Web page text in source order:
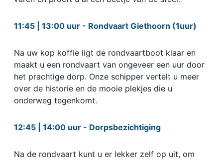
11:45 | 13:00 uur - Rondvaart Giethoorn (1uur)
Na uw kop koffie ligt de rondvaartboot klaar en
maakt u een rondvaart van ongeveer een uur door
het prachtige dorp. Onze schipper vertelt u meer
over de historie en de mooie plekjes die u
onderweg tegenkomt.
12:45 | 14:00 uur - Dorpsbezichtiging
Na de rondvaart kunt u er lekker zelf op uit, om